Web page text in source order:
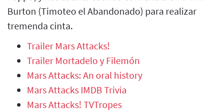
Burton (Timoteo el Abandonado) para realizar
tremenda cinta.
Trailer Mars Attacks!
Trailer Mortadelo y Filemón
Mars Attacks: An oral history
Mars Attacks IMDB Trivia
Mars Attacks! TVTropes